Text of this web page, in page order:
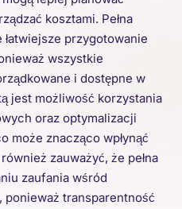
kosztami. Pełna
przygotowanie
wszystkie
i dostępne w
jest możliwość korzystania
oraz optymalizacji
może znacząco wpłynąć
zauważyć, że pełna
zaufania wśród
transparentność